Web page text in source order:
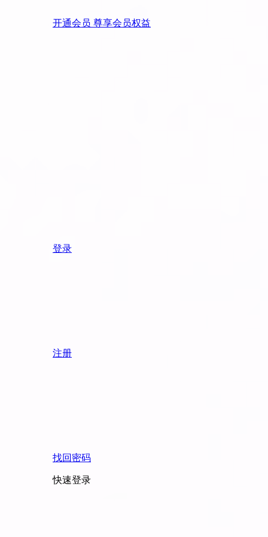
开通会员 尊享会员权益
登录
注册
找回密码
快速登录